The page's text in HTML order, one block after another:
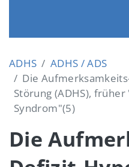
ADHS
ADHS / ADS
Die
Störung (ADHS),
Syndrom"(5)
Die